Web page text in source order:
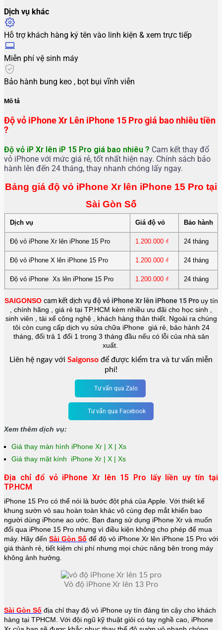
Dịch vụ khác
Hỗ trợ khách hàng ký tên vào linh kiện & xem trực tiếp
Miễn phí vệ sinh máy
Bảo hành bung keo , bọt bụi vĩnh viễn
Mô tả
Độ vỏ iPhone Xr Lên iPhone 15 Pro giá bao nhiêu tiền
?
Độ vỏ iP Xr lên iP 15 Pro giá bao nhiêu ? Cam kết thay đổ
vỏ iPhone với mức giá rẻ, tốt nhất hiện nay. Chính sách bảo
hành lên đến 24 tháng, thay nhanh chóng lấy ngay.
Bảng giá độ vỏ iPhone Xr lên iPhone 15 Pro tại
Sài Gòn Số
Dịch vụ Giá độ vỏ Bảo hành
Độ vỏ iPhone Xr lên iPhone 15 Pro 1.200.000 ₫ 24 tháng
Độ vỏ iPhone X lên iPhone 15 Pro 1.200.000 ₫ 24 tháng
Độ vỏ iPhone Xs lên iPhone 15 Pro 1.200.000 ₫ 24 tháng
SAIGONSO cam kết dịch vụ độ vỏ iPhone Xr lên iPhone 15 Pro uy tín
, chính hãng , giá rẻ tại TP.HCM kèm nhiều ưu đãi cho học sinh ,
sinh viên , tài xế công nghệ , khách hàng thân thiết. Ngoài ra chúng
tôi còn cung cấp dịch vụ sửa chữa iPhone giá rẻ, bảo hành 24
tháng, đổi trả 1 đổi 1 trong 3 tháng đầu nếu có lỗi của nhà sản
xuất.
Liên hệ ngay với Saigonso để được kiểm tra và tư vấn miễn
phí!
Tư vấn qua Zalo
Tư vấn qua Facebook
Xem thêm dịch vụ:
Giá thay màn hình iPhone Xr | X | Xs
Giá thay mặt kính iPhone Xr | X | Xs
Địa chỉ đổ vỏ iPhone Xr lên 15 Pro lấy liền uy tín tại
TP.HCM
iPhone 15 Pro có thể nói là bước đột phá của Apple. Với thiết kế
khung sườn vỏ sau hoàn toàn khác vô cùng đẹp mắt khiến bao
người dùng iPhone ao ước. Bạn đang sử dụng iPhone Xr và muốn
đổi qua iPhone 15 Pro nhưng vì điều kiện không cho phép để mua
máy. Hãy đến Sài Gòn Số để độ vỏ iPhone Xr lên iPhone 15 Pro với
giá thành rẻ, tiết kiệm chi phí nhưng mọi chức năng bên trong máy
không ảnh hưởng.
Vỏ độ iPhone Xr lên 13 Pro
Sài Gòn Số địa chỉ thay độ vỏ iPhone uy tín đáng tin cậy cho khách
hàng tại TPHCM. Với đội ngũ kỹ thuật giỏi có tay nghề cao, iPhone